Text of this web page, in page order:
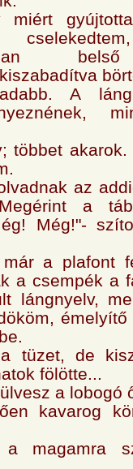
miért
A
többet
az
a
Még!"-
a plafont
a csempék a
lángnyelv,
tüzet, de
fölötte...
a lobogó
kavarog
a magamra